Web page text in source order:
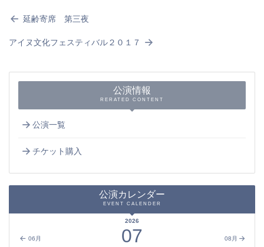
延齢寄席 第三夜
アイヌ文化フェスティバル２０１７
公演情報
RERATED CONTENT
公演一覧
チケット購入
公演カレンダー
EVENT CALENDER
06月 08月
2026
07